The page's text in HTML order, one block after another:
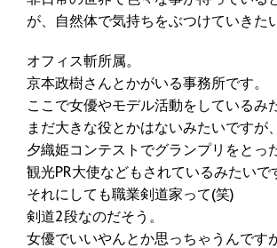
が、自然体で気持ちをぶつけていきた
オフィス斬所属。
京本政樹さんとかがいる事務所です。
ここで女優やモデル活動をしているみ
まだ大きな役とかはないみたいですが
夕織姫コンテストでグランプリをとっ
観光PR大使などもされているみたいで
それにしても職業剣道家って(笑)
剣道2段なのだそう。
女優でいいやんとか思っちゃうんです